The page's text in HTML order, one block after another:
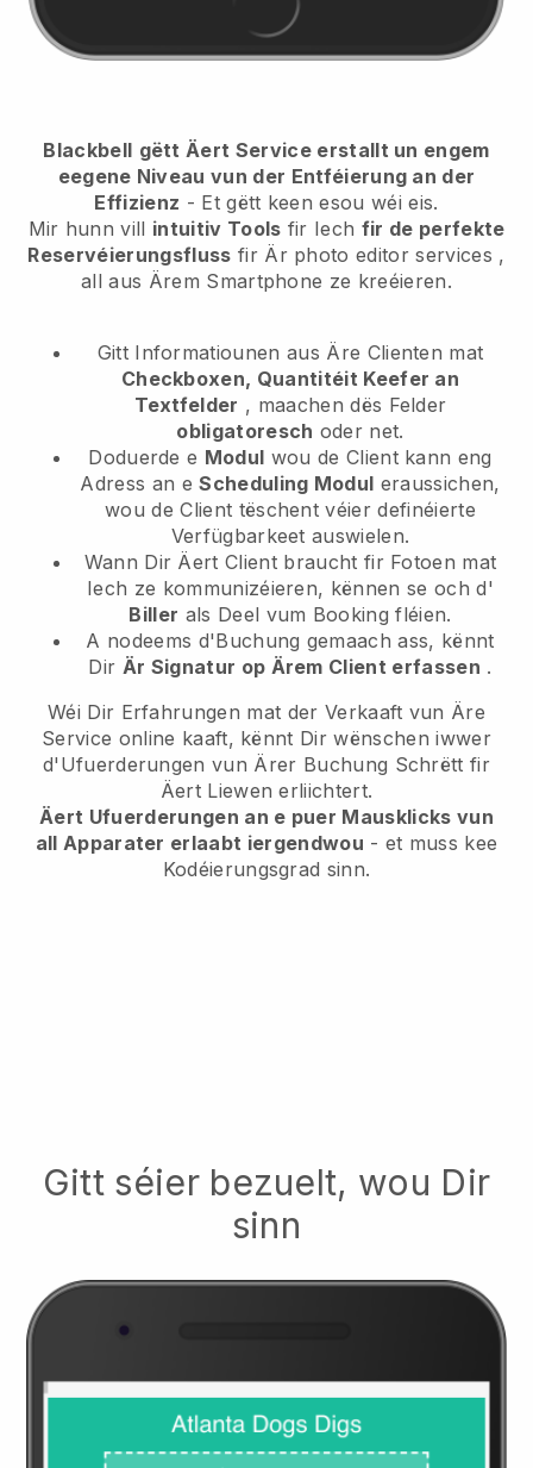
Blackbell gëtt Äert Service erstallt un engem
eegene Niveau vun der Entféierung an der
Effizienz - Et gëtt keen esou wéi eis.
Mir hunn vill intuitiv Tools fir Iech fir de perfekte
Reservéierungsfluss fir Är photo editor services ,
all aus Ärem Smartphone ze kreéieren.
Gitt Informatiounen aus Äre Clienten mat
Checkboxen, Quantitéit Keefer an
Textfelder , maachen dës Felder
obligatoresch oder net.
Doduerde e Modul wou de Client kann eng
Adress an eScheduling Modul eraussichen,
wou de Client tëschent véier definéierte
Verfügbarkeet auswielen.
Wann Dir Äert Client braucht fir Fotoen mat
Iech ze kommunizéieren, kënnen se och d'
Biller als Deel vum Booking fléien.
A nodeems d'Buchung gemaach ass, kënnt
Dir Är Signatur op Ärem Client erfassen .
Wéi Dir Erfahrungen mat der Verkaaft vun Äre
Service online kaaft, kënnt Dir wënschen iwwer
d'Ufuerderungen vun Ärer Buchung Schrëtt fir
Äert Liewen erliichtert.
Äert Ufuerderungen an e puer Mausklicks vun
all Apparater erlaabt iergendwou - et muss kee
Kodéierungsgrad sinn.
Gitt séier bezuelt, wou Dir
sinn